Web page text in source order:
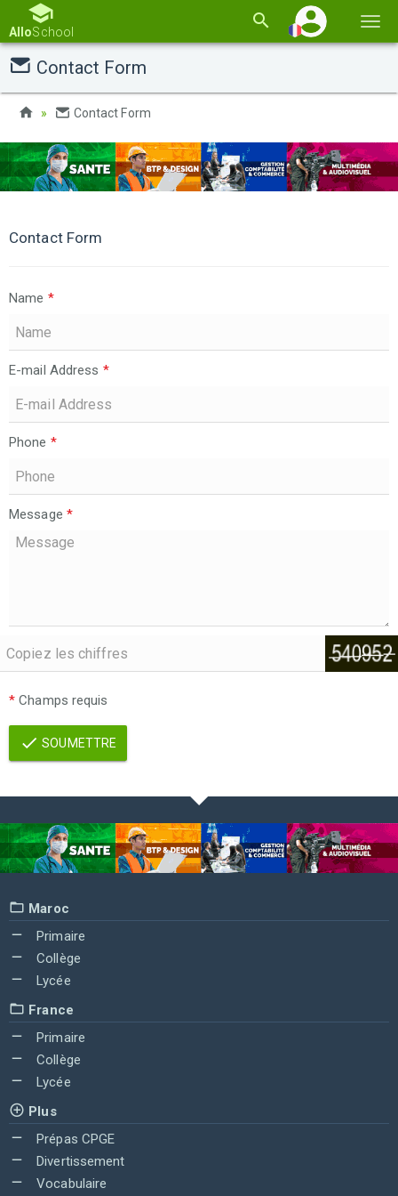
la
AlloSchool
Contact Form
Contact Form
Contact Form
Name *
E-mail Address *
Phone *
Message *
* Champs requis
SOUMETTRE
Maroc
Primaire
Collège
Lycée
France
Primaire
Collège
Lycée
Plus
Prépas CPGE
Divertissement
Vocabulaire